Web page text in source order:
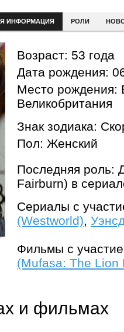
ИНФОРМАЦИЯ РОЛИ
Возраст: 53 года
Дата рождения:
Место рождения:
Великобритания
Знак зодиака:
Пол: Женский
Последняя роль:
Fairburn) в
Сериалы с
(Westworld),
Фильмы с
(Mufasa: The Lion
и фильмах